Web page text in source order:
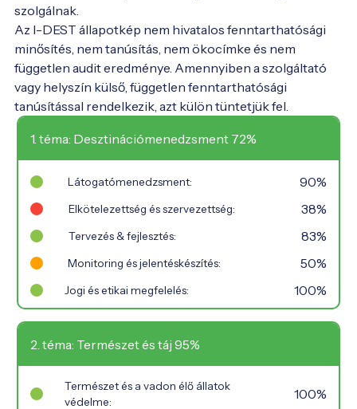
szolgálnak.
Az I-DEST állapotkép nem hivatalos fenntarthatósági
minősítés, nem tanúsítás, nem ökocímke és nem
független audit eredménye. Amennyiben a szolgáltató
vagy helyszín külső, független fenntarthatósági
tanúsítással rendelkezik, azt külön tüntetjük fel.
1. téma: Desztinációmenedzsment 72%
Látogatómenedzsment: 90%
Elkötelezettség és szervezettség: 38%
Tervezés & fejlesztés: 83%
Monitoring és jelentéskészítés: 50%
Jogi és etikai megfelelés: 100%
2. téma: Természet és táj 95%
Természet és a vadon élő állatok
védelme:
100%